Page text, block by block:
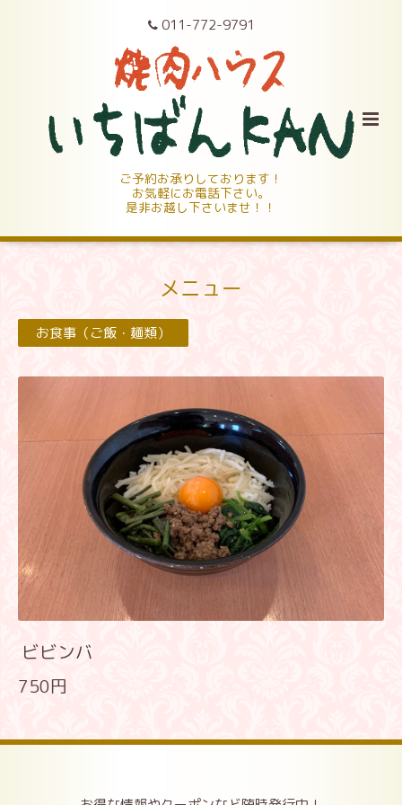
011-772-9791
ご予約お承りしております！
お気軽にお電話下さい。
是非お越し下さいませ！！
メニュー
お食事（ご飯・麺類）
ビビンバ
750円